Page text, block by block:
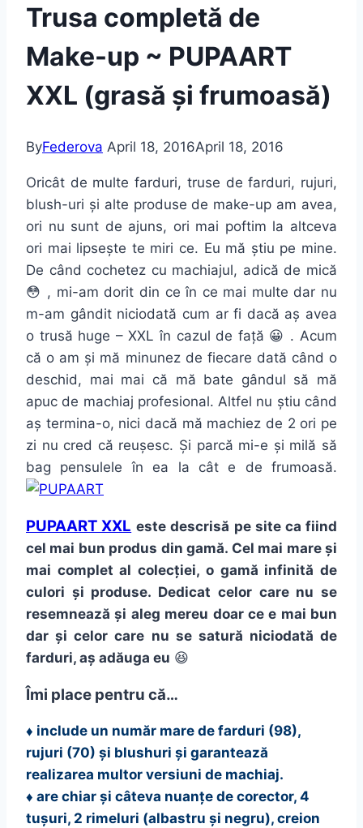
Trusa completă de
Make-up ~ PUPAART
XXL (grasă și frumoasă)
ByFederova April 18, 2016April 18, 2016
Oricât de multe farduri, truse de farduri, rujuri,
blush-uri și alte produse de make-up am avea,
ori nu sunt de ajuns, ori mai poftim la altceva
ori mai lipsește te miri ce. Eu mă știu pe mine.
De când cochetez cu machiajul, adică de mică
😳 , mi-am dorit din ce în ce mai multe dar nu
m-am gândit niciodată cum ar fi dacă aș avea
o trusă huge – XXL în cazul de față 😀 . Acum
că o am și mă minunez de fiecare dată când o
deschid, mai mai că mă bate gândul să mă
apuc de machiaj profesional. Altfel nu știu când
aș termina-o, nici dacă mă machiez de 2 ori pe
zi nu cred că reușesc. Și parcă mi-e și milă să
bag pensulele în ea la cât e de frumoasă.
PUPAART XXL este descrisă pe site ca fiind
cel mai bun produs din gamă. Cel mai mare și
mai complet al colecției, o gamă infinită de
culori și produse. Dedicat celor care nu se
resemnează și aleg mereu doar ce e mai bun
dar și celor care nu se satură niciodată de
farduri, aș adăuga eu 😆
Îmi place pentru că…
♦ include un număr mare de farduri (98),
rujuri (70) și blushuri și garantează
realizarea multor versiuni de machiaj.
♦ are chiar și câteva nuanțe de corector, 4
tușuri, 2 rimeluri (albastru și negru), creion